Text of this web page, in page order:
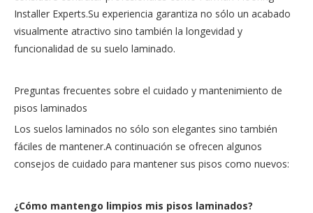
Installer Experts.Su experiencia garantiza no sólo un acabado
visualmente atractivo sino también la longevidad y
funcionalidad de su suelo laminado.
Preguntas frecuentes sobre el cuidado y mantenimiento de
pisos laminados
Los suelos laminados no sólo son elegantes sino también
fáciles de mantener.A continuación se ofrecen algunos
consejos de cuidado para mantener sus pisos como nuevos:
¿Cómo mantengo limpios mis pisos laminados?